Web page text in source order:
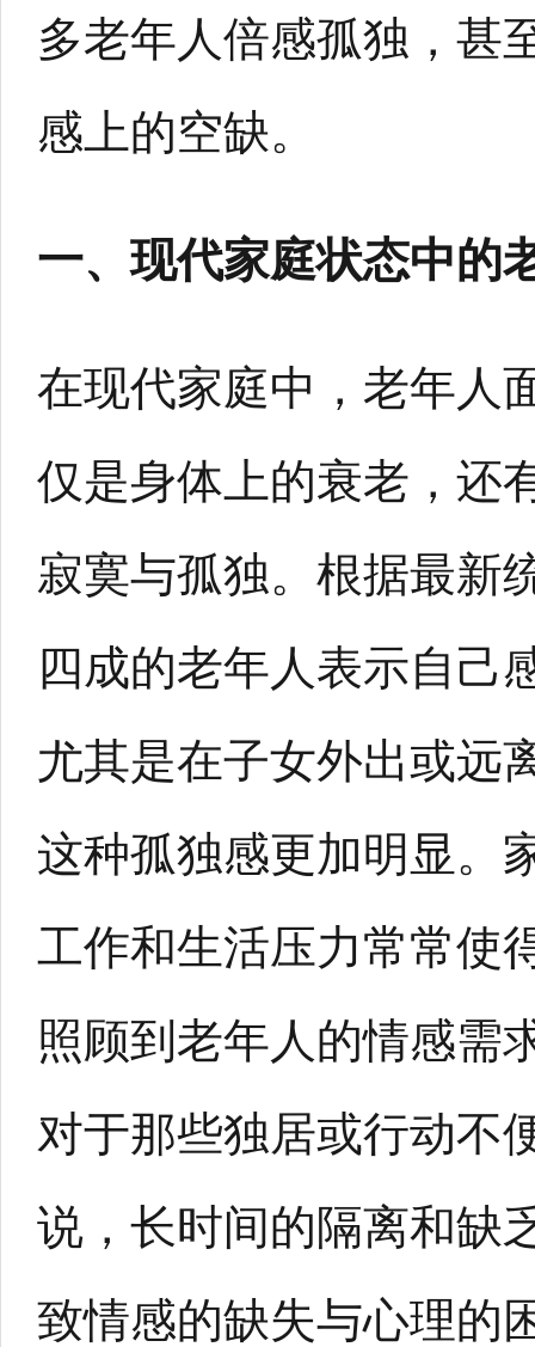
多老年人倍感孤独，甚
感上的空缺。
一、现代家庭状态中的
在现代家庭中，老年人
仅是身体上的衰老，还
寂寞与孤独。根据最新
四成的老年人表示自己
尤其是在子女外出或远
这种孤独感更加明显。
工作和生活压力常常使
照顾到老年人的情感需
对于那些独居或行动不
说，长时间的隔离和缺
致情感的缺失与心理的